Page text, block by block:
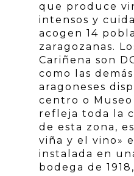
que produce
intensos y
acogen 14
zaragozanas.
Cariñena son
como las
aragoneses
centro o
refleja toda la
de esta zona,
viña y el vino»
instalada en
bodega de